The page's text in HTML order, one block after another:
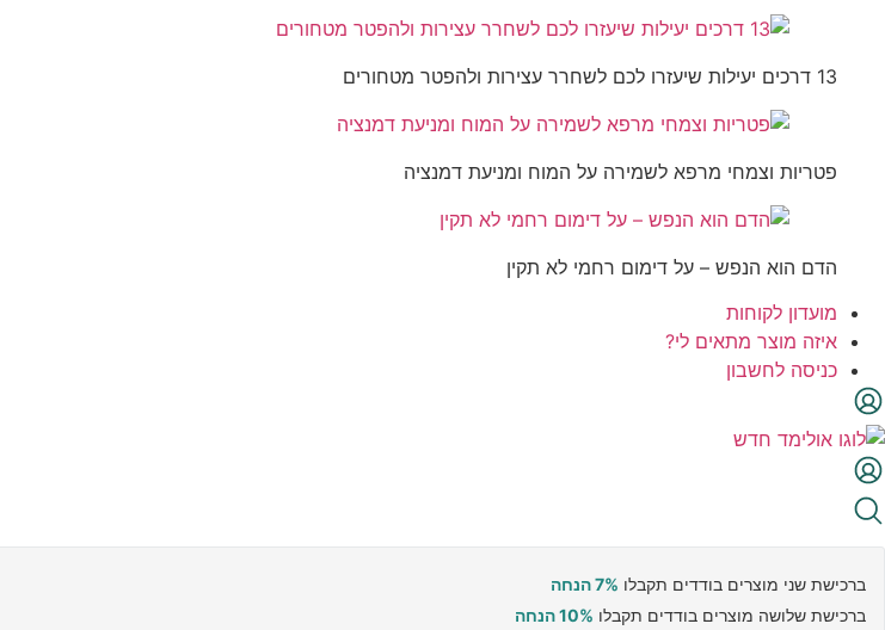
13 דרכים יעילות שיעזרו לכם לשחרר עצירות ולהפטר מטחורים
פטריות וצמחי מרפא לשמירה על המוח ומניעת דמנציה
הדם הוא הנפש – על דימום רחמי לא תקין
מועדון לקוחות
איזה מוצר מתאים לי?
כניסה לחשבון
ברכישת שני מוצרים בודדים תקבלו 7% הנחה
ברכישת שלושה מוצרים בודדים תקבלו 10% הנחה